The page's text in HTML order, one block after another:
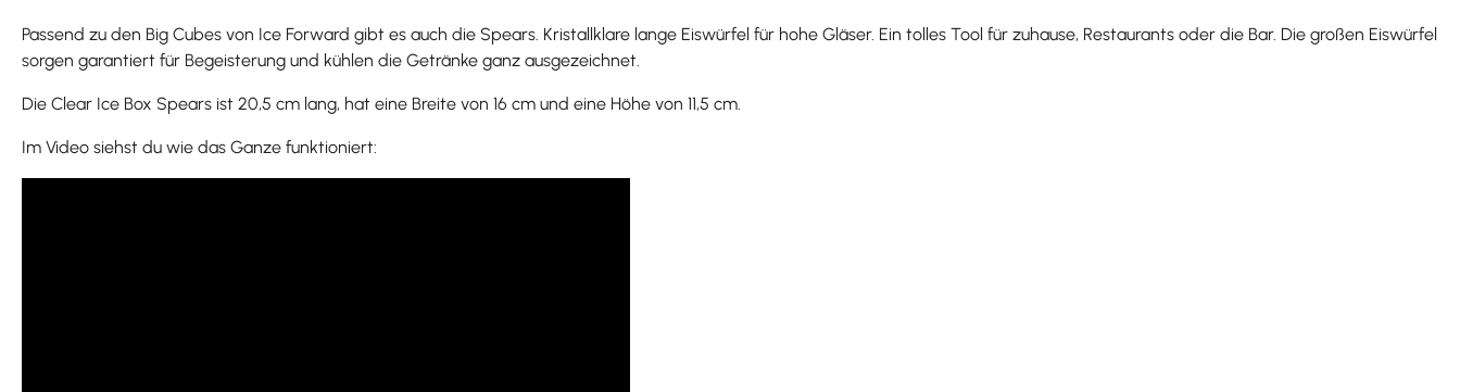
Passend zu den Big Cubes von Ice Forward gibt es auch die Spears. Kristallklare lange Eiswürfel für hohe Gläser. Ein tolles Tool für zuhause, Restaurants oder die Bar. Die großen Eiswürfel
sorgen garantiert für Begeisterung und kühlen die Getränke ganz ausgezeichnet.
Die Clear Ice Box Spears ist 20,5 cm lang, hat eine Breite von 16 cm und eine Höhe von 11,5 cm.
Im Video siehst du wie das Ganze funktioniert: